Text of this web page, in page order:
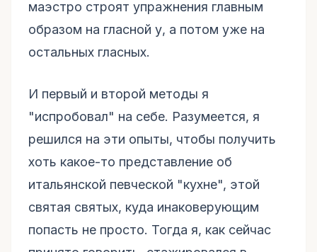
маэстро строят упражнения главным
образом на гласной у, а потом уже на
остальных гласных.
И первый и второй методы я
"испробовал" на себе. Разумеется, я
решился на эти опыты, чтобы получить
хоть какое-то представление об
итальянской певческой "кухне", этой
святая святых, куда инаковерующим
попасть не просто. Тогда я, как сейчас